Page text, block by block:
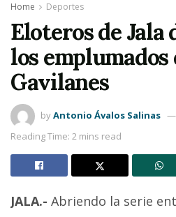
Home Deportes
Eloteros de
los emplumados
Gavilanes
byAntonio Ávalos Salinas
Reading Time: 2 mins read
JALA.- Abriendo la serie